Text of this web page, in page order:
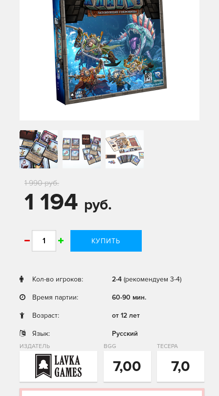
1 194 руб.
1 990 руб.
КУПИТЬ
Кол-во игроков: 2-4 (рекомендуем 3-4)
Время партии: 60-90 мин.
Возраст: от 12 лет
Язык: Русский
ИЗДАТЕЛЬ BGG
7,00
ТЕСЕРА
7,0